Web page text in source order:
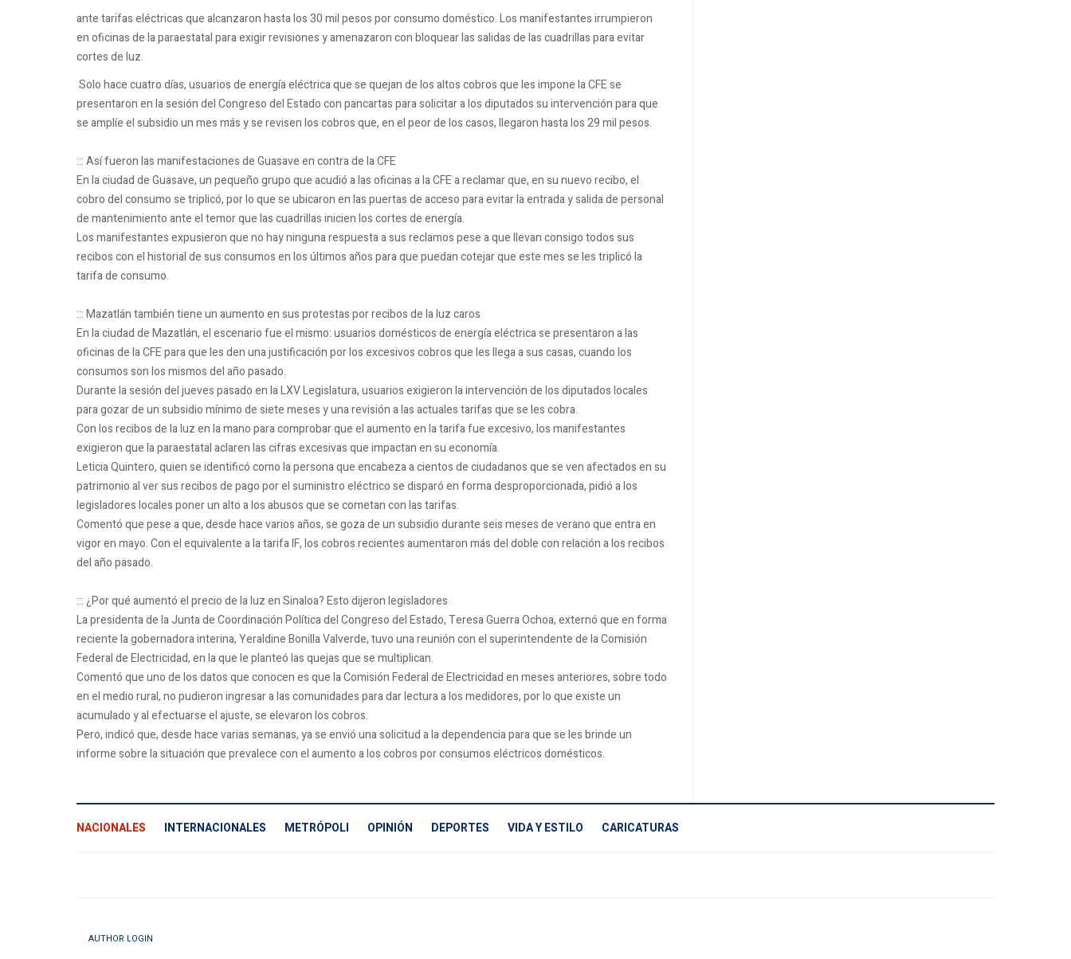
ante tarifas eléctricas que alcanzaron hasta los 30 mil pesos por consumo doméstico. Los manifestantes irrumpieron
en oficinas de la paraestatal para exigir revisiones y amenazaron con bloquear las salidas de las cuadrillas para evitar
cortes de luz.
Solo hace cuatro días, usuarios de energía eléctrica que se quejan de los altos cobros que les impone la CFE se
presentaron en la sesión del Congreso del Estado con pancartas para solicitar a los diputados su intervención para que
se amplíe el subsidio un mes más y se revisen los cobros que, en el peor de los casos, llegaron hasta los 29 mil pesos.
::: Así fueron las manifestaciones de Guasave en contra de la CFE
En la ciudad de Guasave, un pequeño grupo que acudió a las oficinas a la CFE a reclamar que, en su nuevo recibo, el
cobro del consumo se triplicó, por lo que se ubicaron en las puertas de acceso para evitar la entrada y salida de personal
de mantenimiento ante el temor que las cuadrillas inicien los cortes de energía.
Los manifestantes expusieron que no hay ninguna respuesta a sus reclamos pese a que llevan consigo todos sus
recibos con el historial de sus consumos en los últimos años para que puedan cotejar que este mes se les triplicó la
tarifa de consumo.
::: Mazatlán también tiene un aumento en sus protestas por recibos de la luz caros
En la ciudad de Mazatlán, el escenario fue el mismo: usuarios domésticos de energía eléctrica se presentaron a las
oficinas de la CFE para que les den una justificación por los excesivos cobros que les llega a sus casas, cuando los
consumos son los mismos del año pasado.
Durante la sesión del jueves pasado en la LXV Legislatura, usuarios exigieron la intervención de los diputados locales
para gozar de un subsidio mínimo de siete meses y una revisión a las actuales tarifas que se les cobra.
Con los recibos de la luz en la mano para comprobar que el aumento en la tarifa fue excesivo, los manifestantes
exigieron que la paraestatal aclaren las cifras excesivas que impactan en su economía.
Leticia Quintero, quien se identificó como la persona que encabeza a cientos de ciudadanos que se ven afectados en su
patrimonio al ver sus recibos de pago por el suministro eléctrico se disparó en forma desproporcionada, pidió a los
legisladores locales poner un alto a los abusos que se cometan con las tarifas.
Comentó que pese a que, desde hace varios años, se goza de un subsidio durante seis meses de verano que entra en
vigor en mayo. Con el equivalente a la tarifa IF, los cobros recientes aumentaron más del doble con relación a los recibos
del año pasado.
::: ¿Por qué aumentó el precio de la luz en Sinaloa? Esto dijeron legisladores
La presidenta de la Junta de Coordinación Política del Congreso del Estado, Teresa Guerra Ochoa, externó que en forma
reciente la gobernadora interina, Yeraldine Bonilla Valverde, tuvo una reunión con el superintendente de la Comisión
Federal de Electricidad, en la que le planteó las quejas que se multiplican.
Comentó que uno de los datos que conocen es que la Comisión Federal de Electricidad en meses anteriores, sobre todo
en el medio rural, no pudieron ingresar a las comunidades para dar lectura a los medidores, por lo que existe un
acumulado y al efectuarse el ajuste, se elevaron los cobros.
Pero, indicó que, desde hace varias semanas, ya se envió una solicitud a la dependencia para que se les brinde un
informe sobre la situación que prevalece con el aumento a los cobros por consumos eléctricos domésticos.
NACIONALES INTERNACIONALES METRÓPOLI OPINIÓN DEPORTES VIDA Y ESTILO CARICATURAS
AUTHOR LOGIN